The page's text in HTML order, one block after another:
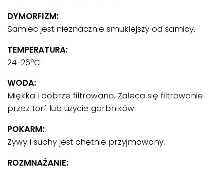
DYMORFIZM:
Samiec jest nieznacznie smuklejszy od samicy.
TEMPERATURA:
24-26ºC
WODA:
Miękka i dobrze filtrowana. Zaleca się filtrowanie
przez torf lub użycie garbników.
POKARM:
Żywy i suchy jest chętnie przyjmowany.
ROZMNAŻANIE: